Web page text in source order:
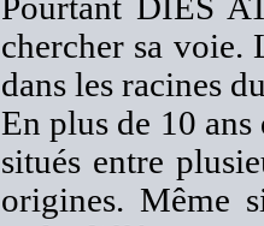
Pourtant DIES
chercher sa voie.
dans les racines
En plus de 10
situés entre
origines. Même